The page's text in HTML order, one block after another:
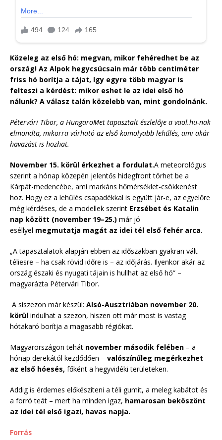
Közeleg az első hó: megvan, mikor fehéredhet be az
ország! Az Alpok hegycsúcsain már több centiméter
friss hó borítja a tájat, így egyre több magyar is
felteszi a kérdést: mikor eshet le az idei első hó
nálunk? A válasz talán közelebb van, mint gondolnánk.
Pétervári Tibor, a HungaroMet tapasztalt észlelője a vaol.hu-nak
elmondta, mikorra várható az első komolyabb lehűlés, ami akár
havazást is hozhat.
November 15. körül érkezhet a fordulat.A meteorológus
szerint a hónap közepén jelentős hidegfront törhet be a
Kárpát-medencébe, ami markáns hőmérséklet-csökkenést
hoz. Hogy ez a lehűlés csapadékkal is együtt jár-e, az egyelőre
még kérdéses, de a modellek szerint Erzsébet és Katalin
nap között (november 19–25.) már jó
eséllyel megmutatja magát az idei tél első fehér arca.
„A tapasztalatok alapján ebben az időszakban gyakran vált
téliesre – ha csak rövid időre is – az időjárás. Ilyenkor akár az
ország északi és nyugati tájain is hullhat az első hó” –
magyarázta Pétervári Tibor.
A síszezon már készül: Alsó-Ausztriában november 20.
körül indulhat a szezon, hiszen ott már most is vastag
hótakaró borítja a magasabb régiókat.
Magyarországon tehát november második felében – a
hónap derekától kezdődően – valószínűleg megérkezhet
az első hóesés, főként a hegyvidéki területeken.
Addig is érdemes előkészíteni a téli gumit, a meleg kabátot és
a forró teát – mert ha minden igaz, hamarosan beköszönt
az idei tél első igazi, havas napja.
Forrás